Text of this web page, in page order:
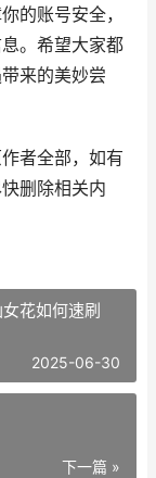
的账号安全，
。希望大家都
来的美妙尝
者全部，如有
删除相关内
花如何速刷
2025-06-30
下一篇 »